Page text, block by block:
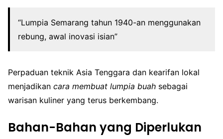
“Lumpia Semarang tahun 1940-an menggunakan
rebung, awal inovasi isian”
Perpaduan teknik Asia Tenggara dan kearifan lokal
menjadikan cara membuat lumpia buah sebagai
warisan kuliner yang terus berkembang.
Bahan-Bahan yang Diperlukan